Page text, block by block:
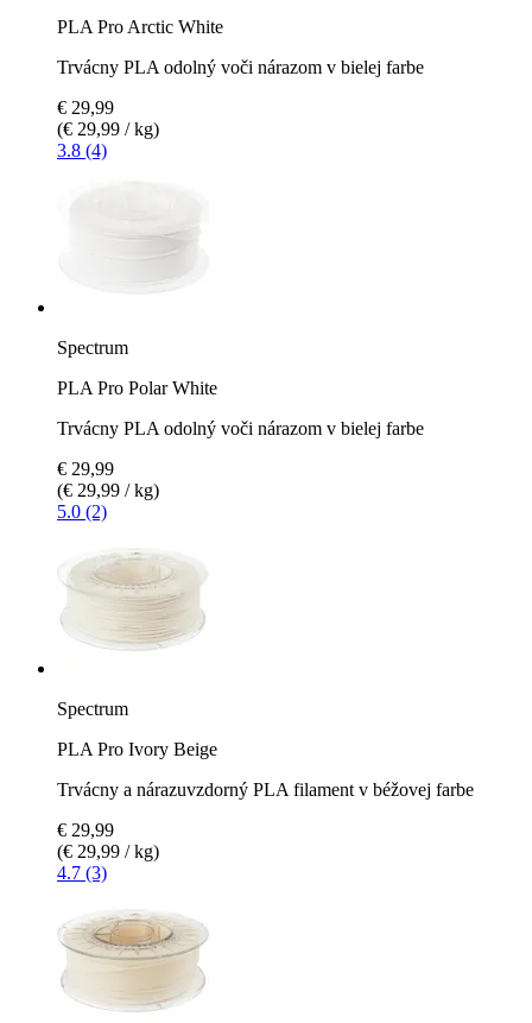
PLA Pro Arctic White
Trvácny PLA odolný voči nárazom v bielej farbe
€ 29,99
(€ 29,99 / kg)
3.8 (4)
Spectrum
PLA Pro Polar White
Trvácny PLA odolný voči nárazom v bielej farbe
€ 29,99
(€ 29,99 / kg)
5.0 (2)
Spectrum
PLA Pro Ivory Beige
Trvácny a nárazuvzdorný PLA filament v béžovej farbe
€ 29,99
(€ 29,99 / kg)
4.7 (3)